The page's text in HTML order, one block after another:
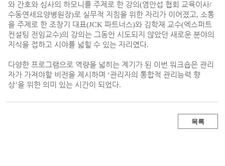
와 간호와 심사의 하모니를 주제로 한 강의(염안섭 협회 교육이사/
수동연세요양병원장)로 실무적 지침을 위한 자리가 이어졌고, 소통
을 주제로 한 조창기 대표(JCK 파트너스)와 김학재 교수(엑스퍼트
컨설팅 전임교수)의 강의는 그동안 시도되지 않았던 새로운 분야의
지식을 접하고 시야를 넓힐 수 있는 자리였다.
다양한 프로그램으로 역량을 넓히는 계기가 된 이번 워크숍은 관리
자가 가져야할 비전을 제시하며 ‘관리자의 통합적 관리능력 향
상’을 위한 의미 있는 시간이 되었다.
목록